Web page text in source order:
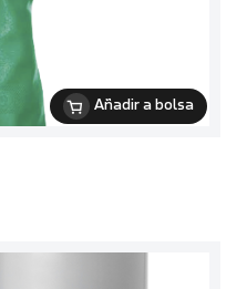
Añadir a bolsa